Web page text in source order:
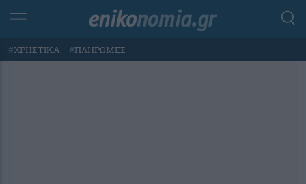
#ΧΡΗΣΤΙΚΑ #ΠΛΗΡΩΜΕΣ